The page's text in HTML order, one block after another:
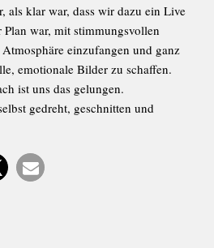
als klar war, dass wir dazu ein Live
war, mit stimmungsvollen
einzufangen und ganz
emotionale Bilder zu schaffen.
ist uns das gelungen.
gedreht, geschnitten und